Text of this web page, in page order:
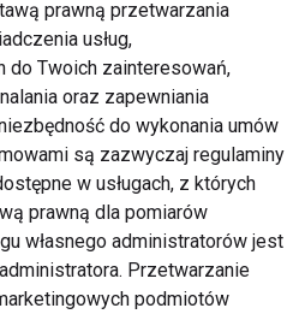
gwiazdy
Trafione prezenty na
Gwiazdkę
prawną przetwarzania
usług,
do Twoich zainteresowań,
oraz zapewniania
do wykonania umów
są zazwyczaj regulaminy
w usługach, z których
prawną dla pomiarów
własnego administratorów jest
Przetwarzanie
podmiotów